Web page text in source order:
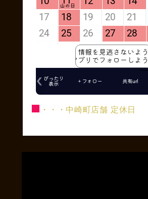
■ ・・・中崎町店舗 定休日